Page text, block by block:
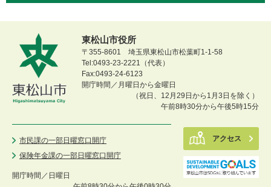
東松山市役所
〒355-8601 埼玉県東松山市松葉町1-1-58
Tel:0493-23-2221（代表）
Fax:0493-24-6123
開庁時間／月曜日から金曜日
（祝日、12月29日から1月3日を除く）
午前8時30分から午後5時15分
市民課の一部日曜窓口開庁
保険年金課の一部日曜窓口開庁
開庁時間／ 日曜日
アクセス